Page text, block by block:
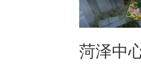
菏泽中